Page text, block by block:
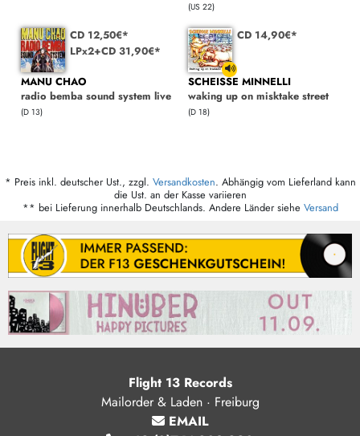
(US 22)
CD 12,50€*
LPx2+CD 31,90€*
MANU CHAO
radio bemba sound system live
(D 13)
CD 14,90€*
SCHEISSE MINNELLI
waking up on misktake street
(D 18)
* Preis inkl. deutscher Ust., zzgl. Versandkosten. Abhängig vom Lieferland kann
die Ust. an der Kasse variieren
** bei Lieferung innerhalb Deutschlands. Andere Länder siehe Versand
Flight 13 Records
Mailorder & Laden · Freiburg
EMAIL